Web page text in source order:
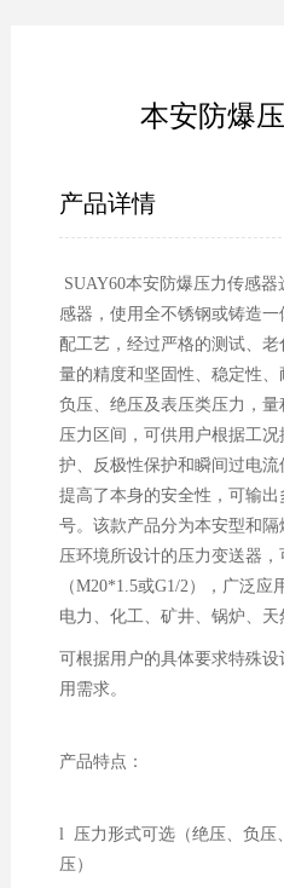
本安防爆
产品详情
SUAY60本安防爆压力传感
感器，使用全不锈钢或铸造
配工艺，经过严格的测试、
量的精度和坚固性、稳定性
负压、绝压及表压类压力，量
压力区间，可供用户根据工
护、反极性保护和瞬间过电
提高了本身的安全性，可输
号。该款产品分为本安型和
压环境所设计的压力变送器
（M20*1.5或G1/2），广泛应
电力、化工、矿井、锅炉、天
可根据用户的具体要求特殊
用需求。
产品特点：
l 压力形式可选（绝压、负压
压）